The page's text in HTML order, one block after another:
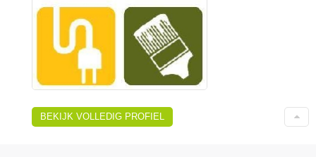
BEKIJK VOLLEDIG PROFIEL